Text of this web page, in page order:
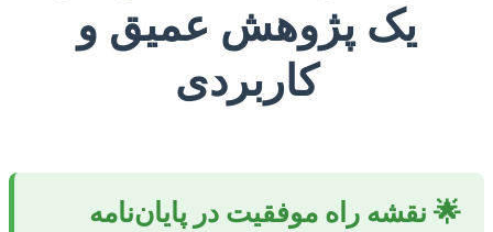
اقتصاد
یک پژوهش عمیق و
کاربردی
🌟 نقشه راه موفقیت در پایان‌نامه